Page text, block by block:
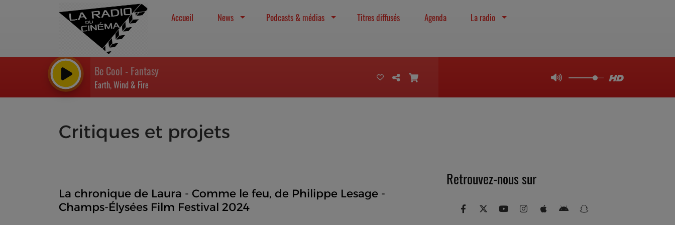
Accueil News Podcasts & médias Titres diffusés Agenda La radio
Be Cool - Fantasy
Earth, Wind & Fire
Critiques et projets
La chronique de Laura - Comme le feu, de Philippe Lesage -
Champs-Élysées Film Festival 2024
Retrouvez-nous sur